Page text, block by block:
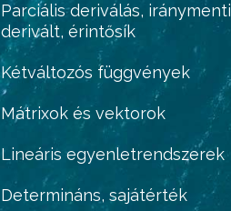
Parciális deriválás, iránymenti
derivált, érintősík
Kétváltozós függvények
Mátrixok és vektorok
Lineáris egyenletrendszerek
Determináns, sajátérték